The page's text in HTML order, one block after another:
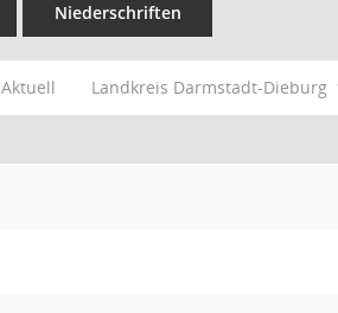
Niederschriften
Aktuell Landkreis Darmstadt-Dieburg